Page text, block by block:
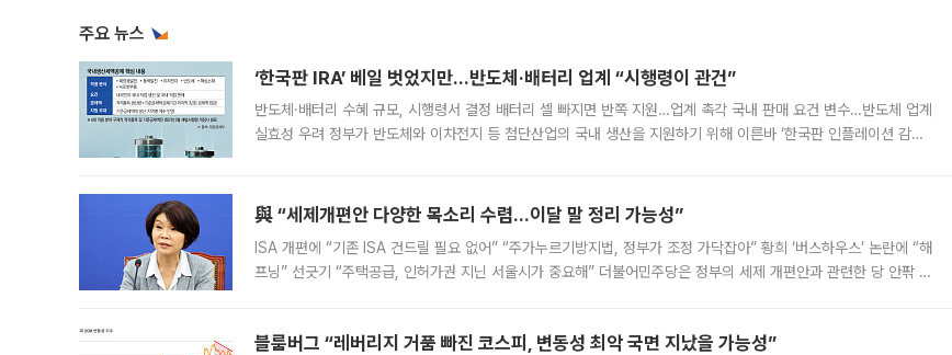
주요 뉴스
‘한국판 IRA’ 베일 벗었지만…반도체·배터리 업계 “시행령이 관건”
반도체·배터리 수혜 규모, 시행령서 결정 배터리 셀 빠지면 반쪽 지원…업계 촉각 국내 판매 요건 변수…반도체 업계
실효성 우려 정부가 반도체와 이차전지 등 첨단산업의 국내 생산을 지원하기 위해 이른바 ‘한국판 인플레이션 감축
與 “세제개편안 다양한 목소리 수렴…이달 말 정리 가능성”
ISA 개편에 “기존 ISA 건드릴 필요 없어” “주가누르기방지법, 정부가 조정 가닥잡아” 황희 ‘버스하우스’ 논란에 “해
프닝” 선긋기 “주택공급, 인허가권 지닌 서울시가 중요해” 더불어민주당은 정부의 세제 개편안과 관련한 당 안팎 의
블룸버그 “레버리지 거품 빠진 코스피, 변동성 최악 국면 지났을 가능성”